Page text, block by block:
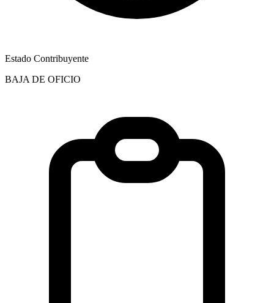
Estado Contribuyente
BAJA DE OFICIO